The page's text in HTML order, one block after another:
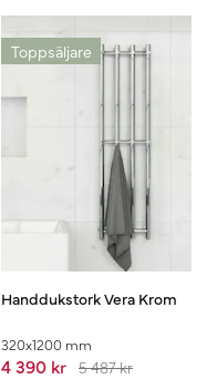
Toppsäljare
Handdukstork Vera Krom
320x1200 mm
4 390 kr 5 487 kr